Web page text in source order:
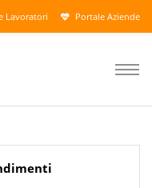
Lavoratori Portale Aziende